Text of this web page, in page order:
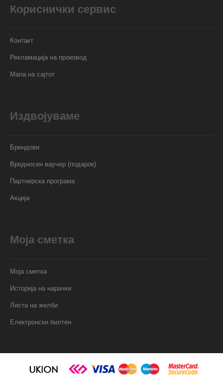
Кориснички сервис
Контакт
Рекламација на производ
Мапа на сајтот
Издвојуваме
Брендови
Вредносен ваучер (подарок)
Партнерска програма
Акција
Моја сметка
Моја сметка
Историја на нарачки
Листа на желби
Електронски билтен